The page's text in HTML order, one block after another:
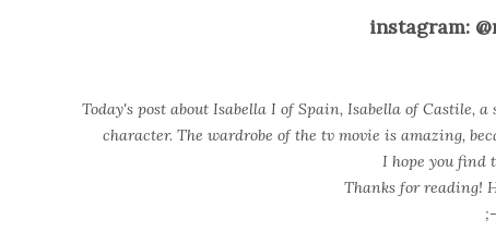
instagram:
Today's post about Isabella I of Spain, Isabella of
character. The wardrobe of the tv movie is amazing,
I hope you find
Thanks for reading!